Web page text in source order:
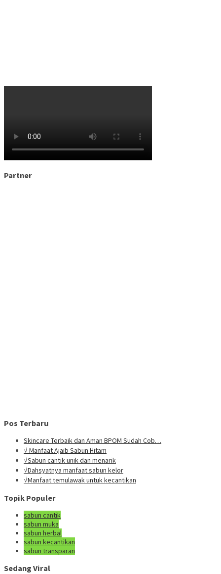
Partner
Pos Terbaru
Skincare Terbaik dan Aman BPOM Sudah Cob…
√ Manfaat Ajaib Sabun Hitam
√Sabun cantik unik dan menarik
√Dahsyatnya manfaat sabun kelor
√Manfaat temulawak untuk kecantikan
Topik Populer
sabun cantik
sabun muka
sabun herbal
sabun kecantikan
sabun transparan
Sedang Viral